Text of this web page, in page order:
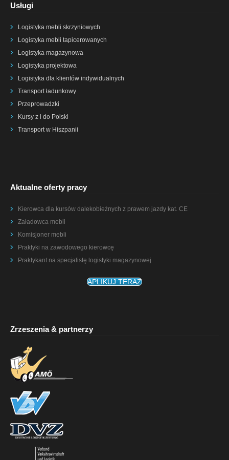
Usługi
Logistyka mebli skrzyniowych
Logistyka mebli tapicerowanych
Logistyka magazynowa
Logistyka projektowa
Logistyka dla klientów indywidualnych
Transport ładunkowy
Przeprowadzki
Kursy z i do Polski
Transport w Hiszpanii
Aktualne oferty pracy
Kierowca dla kursów dalekobieżnych z prawem jazdy kat. CE
Załadowca mebli
Komisjoner mebli
Praktyki na zawodowego kierowcę
Praktykant na specjalistę logistyki magazynowej
APLIKUJ TERAZ
Zrzeszenia & partnerzy